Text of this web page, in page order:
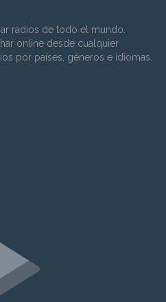
radios de todo el mundo.
online desde cualquier
por países, géneros e idiomas.